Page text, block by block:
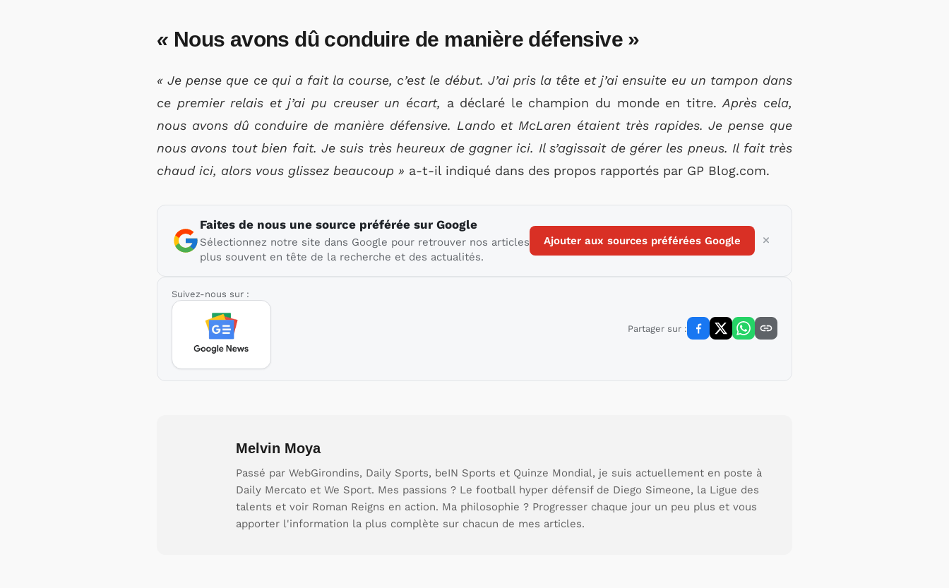
« Nous avons dû conduire de manière défensive »
« Je pense que ce qui a fait la course, c’est le début. J’ai pris la tête et j’ai ensuite eu un tampon dans
ce premier relais et j’ai pu creuser un écart, a déclaré le champion du monde en titre.Après cela,
nous avons dû conduire de manière défensive. Lando et McLaren étaient très rapides. Je pense que
nous avons tout bien fait. Je suis très heureux de gagner ici. Il s’agissait de gérer les pneus. Il fait très
chaud ici, alors vous glissez beaucoup » a-t-il indiqué dans des propos rapportés par GP Blog.com.
Faites de nous une source préférée sur Google
Sélectionnez notre site dans Google pour retrouver nos articles
plus souvent en tête de la recherche et des actualités.
Ajouter aux sources préférées Google
Suivez-nous sur :
Partager sur :
Melvin Moya
Passé par WebGirondins, Daily Sports, beIN Sports et Quinze Mondial, je suis actuellement en poste à
Daily Mercato et We Sport. Mes passions ? Le football hyper défensif de Diego Simeone, la Ligue des
talents et voir Roman Reigns en action. Ma philosophie ? Progresser chaque jour un peu plus et vous
apporter l'information la plus complète sur chacun de mes articles.